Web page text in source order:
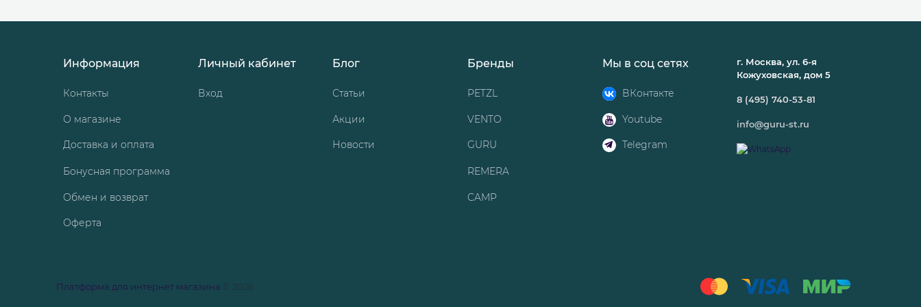
Информация
Контакты
О магазине
Доставка и оплата
Бонусная программа
Обмен и возврат
Оферта
Личный кабинет
Вход
Блог
Статьи
Акции
Новости
Бренды
PETZL
VENTO
GURU
REMERA
CAMP
Мы в соц сетях
ВКонтакте
Youtube
Telegram
г. Москва, ул. 6-я
Кожуховская, дом 5
8 (495) 740-53-81
info@guru-st.ru
Платформа для интернет магазина © 2026